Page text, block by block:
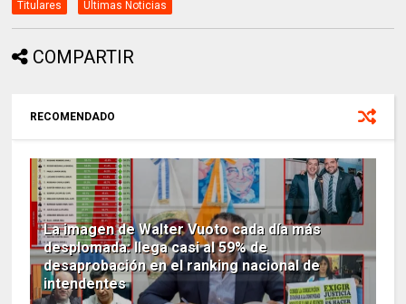
Titulares Ultimas Noticias
COMPARTIR
RECOMENDADO
La imagen de Walter Vuoto cada día más
desplomada: llega casi al 59% de
desaprobación en el ranking nacional de
intendentes